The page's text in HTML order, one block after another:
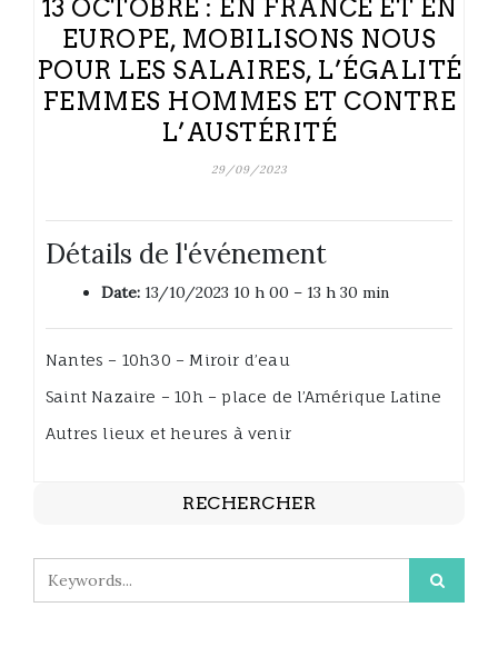
13 OCTOBRE : EN FRANCE ET EN
EUROPE, MOBILISONS NOUS
POUR LES SALAIRES, L’ÉGALITÉ
FEMMES HOMMES ET CONTRE
L’AUSTÉRITÉ
29/09/2023
Détails de l'événement
Date: 13/10/2023 10 h 00 – 13 h 30 min
Nantes – 10h30 – Miroir d’eau
Saint Nazaire – 10h – place de l’Amérique Latine
Autres lieux et heures à venir
RECHERCHER